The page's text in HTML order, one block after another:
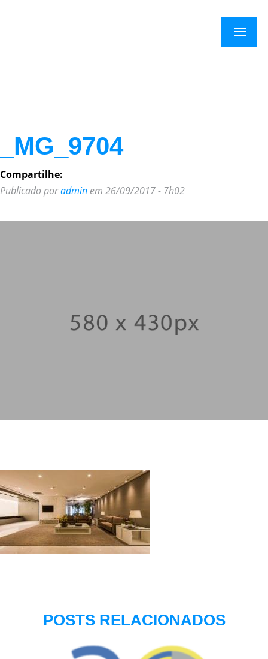
×
Menu
_MG_9704
Compartilhe:
Publicado poradmin em 26/09/2017 - 7h02
POSTS RELACIONADOS